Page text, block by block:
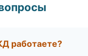
работаете?